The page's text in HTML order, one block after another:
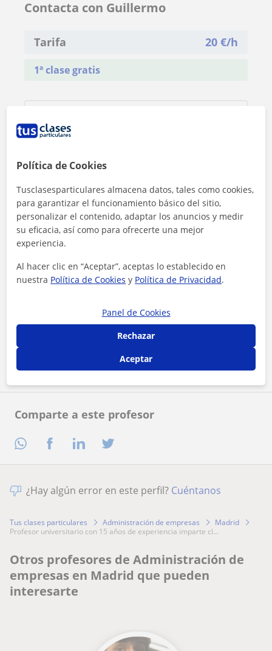
Comparte a este profesor
Contacta con Guillermo
Tarifa 20 €/h
1ª clase gratis
Al hacer clic, aceptas nuestroaviso legaly de
¿Hay algún error en este perfil? Cuéntanos
Tus clases particulares Administración de empresas
Madrid
profesor universitario con 15 años de experiencia imparte cl...
Otros profesores de Administración de
empresas en Madrid que pueden
interesarte
Política de Cookies
Tusclasesparticulares almacena datos, tales como cookies,
para garantizar el funcionamiento básico del sitio,
personalizar el contenido, adaptar los anuncios y medir
su eficacia, así como para ofrecerte una mejor
experiencia.
Al hacer clic en “Aceptar”, aceptas lo establecido en
nuestra Política de Cookies y Política de Privacidad.
Panel de Cookies
Rechazar
Aceptar